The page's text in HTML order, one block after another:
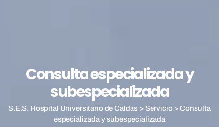
Consulta especializada y
subespecializada
S.E.S. Hospital Universitario de Caldas > Servicio >Consulta
especializada y subespecializada